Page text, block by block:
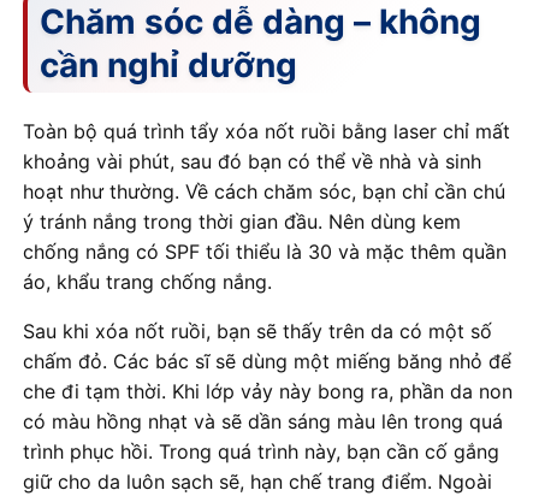
Chăm sóc dễ dàng – không
cần nghỉ dưỡng
Toàn bộ quá trình tẩy xóa nốt ruồi bằng laser chỉ mất
khoảng vài phút, sau đó bạn có thể về nhà và sinh
hoạt như thường. Về cách chăm sóc, bạn chỉ cần chú
ý tránh nắng trong thời gian đầu. Nên dùng kem
chống nắng có SPF tối thiểu là 30 và mặc thêm quần
áo, khẩu trang chống nắng.
Sau khi xóa nốt ruồi, bạn sẽ thấy trên da có một số
chấm đỏ. Các bác sĩ sẽ dùng một miếng băng nhỏ để
che đi tạm thời. Khi lớp vảy này bong ra, phần da non
có màu hồng nhạt và sẽ dần sáng màu lên trong quá
trình phục hồi. Trong quá trình này, bạn cần cố gắng
giữ cho da luôn sạch sẽ, hạn chế trang điểm. Ngoài